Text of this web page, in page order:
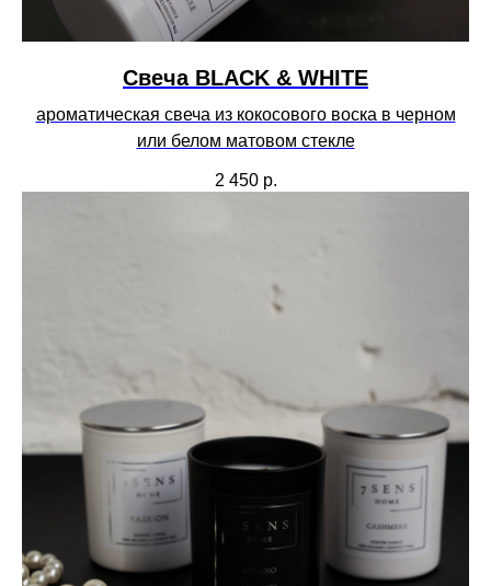
Свеча BLACK & WHITE
ароматическая свеча из кокосового воска в черном
или белом матовом стекле
2 450 р.